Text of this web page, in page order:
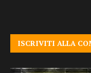
ISCRIVITI ALLA